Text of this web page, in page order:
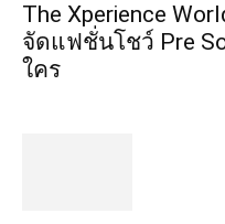
​The Xperience
จัดแฟชั่นโชว์ Pre
ใคร